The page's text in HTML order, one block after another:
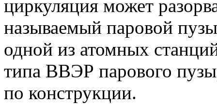
циркуляция может
называемый паровой
одной из атомных
типа ВВЭР парового
по конструкции.